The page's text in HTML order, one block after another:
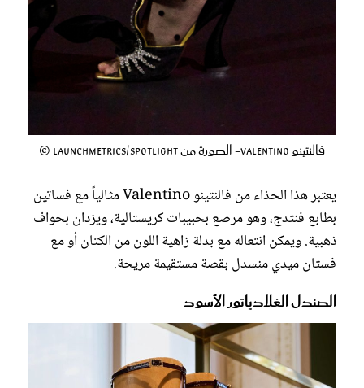
فالنتينو Valentino- الصورة من Launchmetrics/Spotlight ©
يعتبر هذا الحذاء من فالنتينو Valentino مثالياً مع فساتين
بطابع فنتدج، وهو مرصع بحبيبات كريستالية، ويزدان بحواف
ذهبية. ويمكن انتعاله مع بدلة زاهية اللون من الكتان أو مع
فستان ميدي منسدل بقصة مستقيمة مريحة.
الصندل الغلادياتور الأسود